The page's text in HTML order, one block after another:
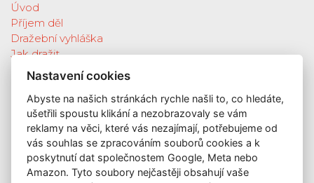
Úvod
Příjem děl
Dražební vyhláška
Jak dražit
Galerie
Katalog vydražených děl
O nás
GDPR
Kontakt
KONTAKT
Nastavení cookies
Abyste na našich stránkách rychle našli to, co hledáte,
ušetřili spoustu klikání a nezobrazovaly se vám
reklamy na věci, které vás nezajímají, potřebujeme od
vás souhlas se zpracováním souborů cookies a k
poskytnutí dat společnostem Google, Meta nebo
Amazon. Tyto soubory nejčastěji obsahují vaše